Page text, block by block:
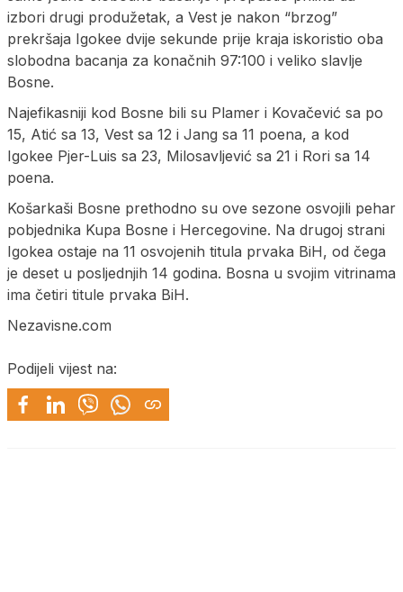
izbori drugi produžetak, a Vest je nakon “brzog”
prekršaja Igokee dvije sekunde prije kraja iskoristio oba
slobodna bacanja za konačnih 97:100 i veliko slavlje
Bosne.
Najefikasniji kod Bosne bili su Plamer i Kovačević sa po
15, Atić sa 13, Vest sa 12 i Jang sa 11 poena, a kod
Igokee Pjer-Luis sa 23, Milosavljević sa 21 i Rori sa 14
poena.
Košarkaši Bosne prethodno su ove sezone osvojili pehar
pobjednika Kupa Bosne i Hercegovine. Na drugoj strani
Igokea ostaje na 11 osvojenih titula prvaka BiH, od čega
je deset u posljednjih 14 godina. Bosna u svojim vitrinama
ima četiri titule prvaka BiH.
Nezavisne.com
Podijeli vijest na: